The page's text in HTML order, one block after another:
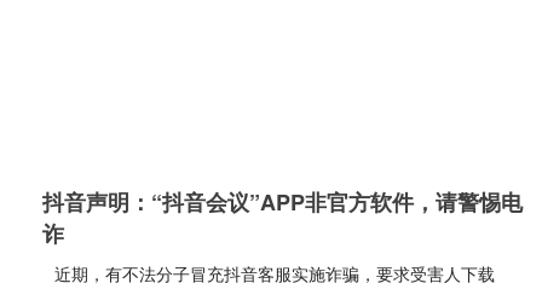
抖音声明：“抖音会议”APP非官方软件，请警惕电
诈
近期，有不法分子冒充抖音客服实施诈骗，要求受害人下载